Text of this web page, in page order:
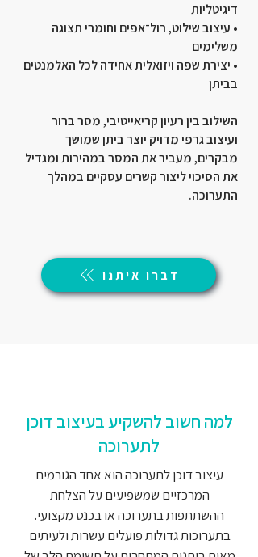
דיגיטליות
• עיצוב שילוט, רול־אפים וחומרי תצוגה
משלימים
• יצירת שפה ויזואלית אחידה לכל האלמנטים
בביתן
השילוב בין רעיון קריאייטיבי, מסר ברור
ועיצוב גרפי מדויק יוצר ביתן שמושך
מבקרים, מעביר את המסר במהירות ומגדיל
את הסיכוי ליצור קשרים עסקיים במהלך
התערוכה.
דברו איתנו
למה חשוב להשקיע בעיצוב דוכן
לתערוכה
עיצוב דוכן לתערוכה הוא אחד הגורמים
המרכזיים שמשפיעים על הצלחת
ההשתתפות בתערוכה או בכנס מקצועי.
בתערוכות גדולות פועלים עשרות ולעיתים